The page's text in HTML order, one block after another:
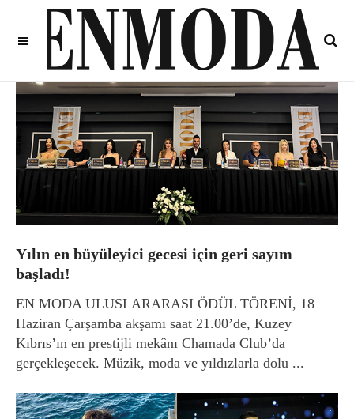
Yılın en büyüleyici gecesi için geri sayım
başladı!
EN MODA ULUSLARARASI ÖDÜL TÖRENİ, 18
Haziran Çarşamba akşamı saat 21.00’de, Kuzey
Kıbrıs’ın en prestijli mekânı Chamada Club’da
gerçekleşecek. Müzik, moda ve yıldızlarla dolu ...